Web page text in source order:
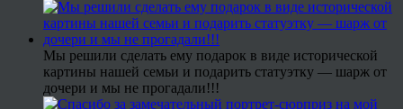
Мы решили сделать ему подарок в виде исторической
картины нашей семьи и подарить статуэтку — шарж от
дочери и мы не прогадали!!!